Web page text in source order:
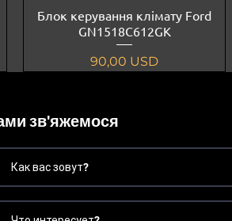
Блок керування клімату Ford
GN1518C612GK
Ціна
90,00 USD
зв'яжемося